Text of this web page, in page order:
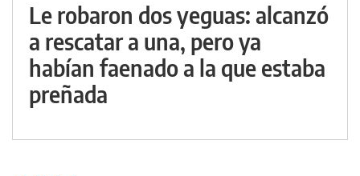
Le robaron dos yeguas: alcanzó
a rescatar a una, pero ya
habían faenado a la que estaba
preñada